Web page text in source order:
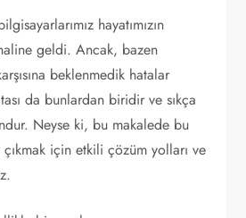
hayatımızın
geldi. Ancak, bazen
beklenmedik hatalar
da bunlardan biridir ve sıkça
Neyse ki, bu makalede bu
için etkili çözüm yolları ve